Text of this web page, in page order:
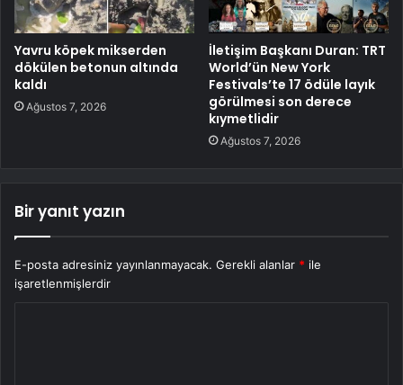
Yavru köpek mikserden
dökülen betonun altında
kaldı
Ağustos 7, 2026
İletişim Başkanı Duran: TRT
World’ün New York
Festivals’te 17 ödüle layık
görülmesi son derece
kıymetlidir
Ağustos 7, 2026
Bir yanıt yazın
E-posta adresiniz yayınlanmayacak. Gerekli alanlar * ile
işaretlenmişlerdir